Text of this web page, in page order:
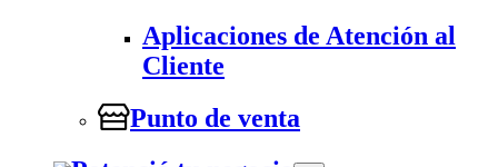
Aplicaciones de Atención al
Cliente
Punto de venta